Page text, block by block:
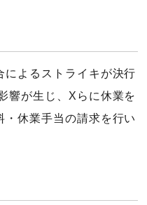
よるストライキが決行
響が生じ、Xらに休業を
休業手当の請求を行い